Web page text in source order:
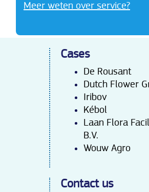
Meer weten over service?
Cases
De Rousant
Dutch Flower
Iribov
Kébol
Laan Flora
B.V.
Wouw Agro
Contact us